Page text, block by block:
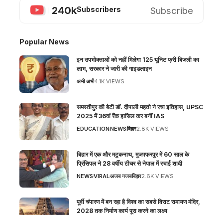
240kSubscribers Subscribe
Popular News
इन उपभोक्ताओं को नहीं मिलेगा 125 यूनिट फ्री बिजली का
लाभ, सरकार ने जारी की गाइडलाइन
अभी अभी4.1K VIEWS
समस्तीपुर की बेटी डॉ. दीपाली महतो ने रचा इतिहास, UPSC
2025 में 36वां रैंक हासिल कर बनीं IAS
EDUCATIONNEWSबिहार2.8K VIEWS
बिहार में एक और मटुकनाथ, मुजफ्फरपुर में 60 साल के
प्रिंसिपल ने 28 वर्षीय टीचर से नेपाल में रचाई शादी
NEWSVIRALअजब गजबबिहार2.6K VIEWS
पूर्वी चंपारण में बन रहा है विश्व का सबसे विराट रामायण मंदिर,
2028 तक निर्माण कार्य पूरा करने का लक्ष्य